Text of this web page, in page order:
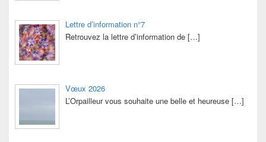
Lettre d’information n°7
Retrouvez la lettre d’information de […]
Vœux 2026
L’Orpailleur vous souhaite une belle et heureuse […]